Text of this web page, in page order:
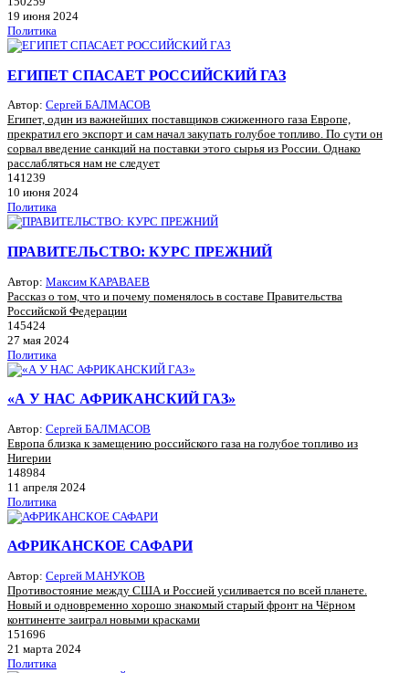
19 июня 2024
Политика
ЕГИПЕТ СПАСАЕТ РОССИЙСКИЙ ГАЗ
Автор: Сергей БАЛМАСОВ
Египет, один из важнейших поставщиков сжиженного газа Европе,
прекратил его экспорт и сам начал закупать голубое топливо. По сути он
сорвал введение санкций на поставки этого сырья из России. Однако
расслабляться нам не следует
141239
10 июня 2024
Политика
ПРАВИТЕЛЬСТВО: КУРС ПРЕЖНИЙ
Автор: Максим КАРАВАЕВ
Рассказ о том, что и почему поменялось в составе Правительства
Российской Федерации
145424
27 мая 2024
Политика
«А У НАС АФРИКАНСКИЙ ГАЗ»
Автор: Сергей БАЛМАСОВ
Европа близка к замещению российского газа на голубое топливо из
Нигерии
148984
11 апреля 2024
Политика
АФРИКАНСКОЕ САФАРИ
Автор: Сергей МАНУКОВ
Противостояние между США и Россией усиливается по всей планете.
Новый и одновременно хорошо знакомый старый фронт на Чёрном
континенте заиграл новыми красками
151696
21 марта 2024
Политика